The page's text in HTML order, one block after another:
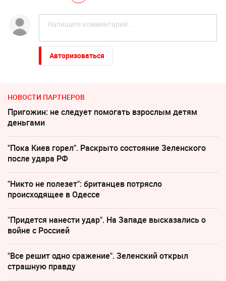
Авторизоваться
НОВОСТИ ПАРТНЕРОВ
Пригожин: не следует помогать взрослым детям
деньгами
"Пока Киев горел". Раскрыто состояние Зеленского
после удара РФ
"Никто не полезет": британцев потрясло
происходящее в Одессе
"Придется нанести удар". На Западе высказались о
войне с Россией
"Все решит одно сражение". Зеленский открыл
страшную правду